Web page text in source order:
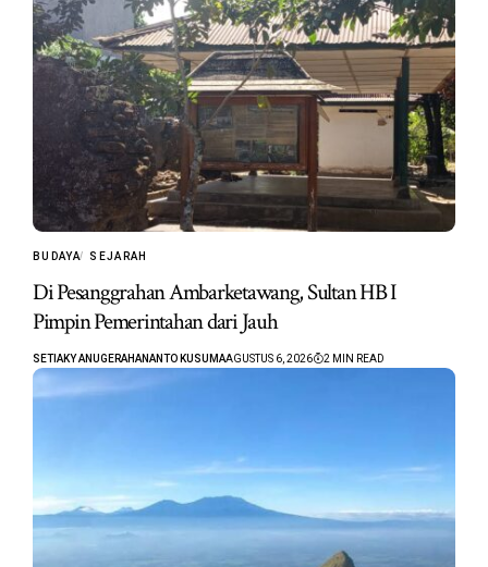
BUDAYA SEJARAH
Di Pesanggrahan Ambarketawang, Sultan HB I
Pimpin Pemerintahan dari Jauh
SETIAKY ANUGERAHANANTO KUSUMAAGUSTUS 6, 2026 2 MIN READ